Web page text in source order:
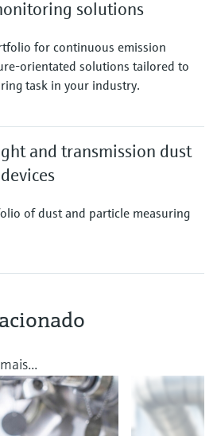
solutions
for continuous emission
orientated solutions tailored to
task in your industry.
and transmission dust
of dust and particle measuring